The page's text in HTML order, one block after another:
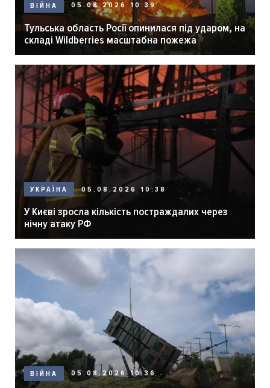
ВІЙНА 05.08.2026 10:39
Тульська область Росії опинилася під ударом, на
складі Wildberries масштабна пожежа
УКРАЇНА 05.08.2026 10:38
У Києві зросла кількість постраждалих через
нічну атаку РФ
ВІЙНА 05.08.2026 10:36